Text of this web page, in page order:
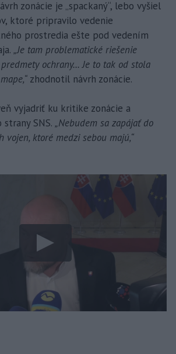
zonácie je „spackaný“, lebo vyšiel
ktoré pripravilo vedenie
prostredia ešte pod vedením
„Je tam problematické riešenie
ochrany... Je to tak od stola
zhodnotil návrh zonácie.
vyjadriť ku kritike zonácie a
strany SNS. „Nebudem sa zapájať do
vojen, ktoré medzi sebou majú,“